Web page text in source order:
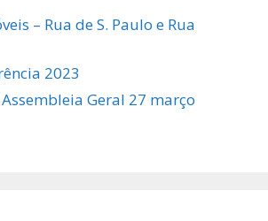
– Rua de S. Paulo e Rua
2023
Geral 27 março